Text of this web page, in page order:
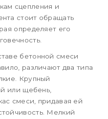
сцепления и
стоит обращать
определяет его
бетонной смеси
различают два типа
Крупный
или щебень,
смеси, придавая ей
Мелкий